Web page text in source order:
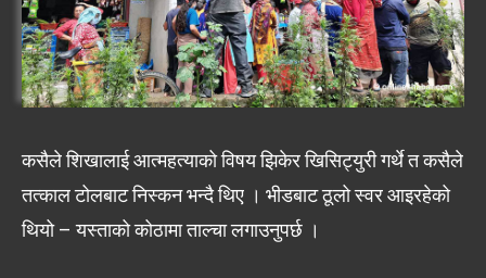
कसैले शिखालाई आत्महत्याको विषय झिकेर खिसिट्युरी गर्थे त कसैले
तत्काल टोलबाट निस्कन भन्दै थिए । भीडबाट ठूलो स्वर आइरहेको
थियो – यस्ताको कोठामा ताल्चा लगाउनुपर्छ ।